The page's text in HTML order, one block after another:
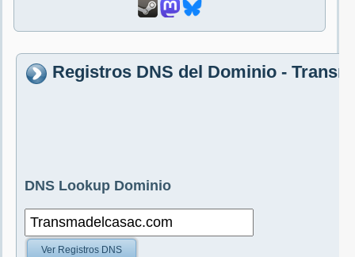
Registros DNS del Dominio -
DNS Lookup Dominio
Ver Registros DNS